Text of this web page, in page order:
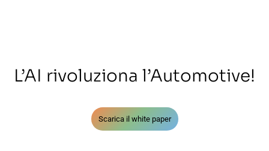
L’AI rivoluziona l’Automotive!
Scarica il white paper